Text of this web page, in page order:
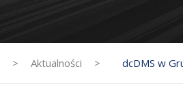
> Aktualności > dcDMS w